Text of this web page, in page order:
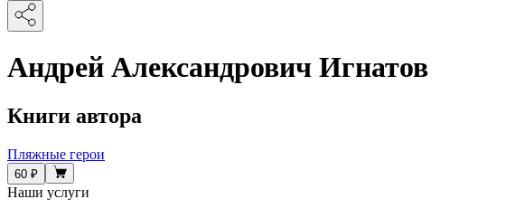
Андрей Александрович Игнатов
Книги автора
Пляжные герои
60 ₽
Наши услуги